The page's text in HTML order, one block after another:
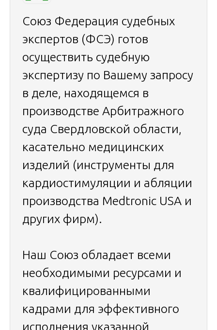
Союз Федерация судебных
экспертов (ФСЭ) готов
осуществить судебную
экспертизу по Вашему запросу
в деле, находящемся в
производстве Арбитражного
суда Свердловской области,
касательно медицинских
изделий (инструменты для
кардиостимуляции и абляции
производства Medtronic USA и
других фирм).
Наш Союз обладает всеми
необходимыми ресурсами и
квалифицированными
кадрами для эффективного
исполнения указанной